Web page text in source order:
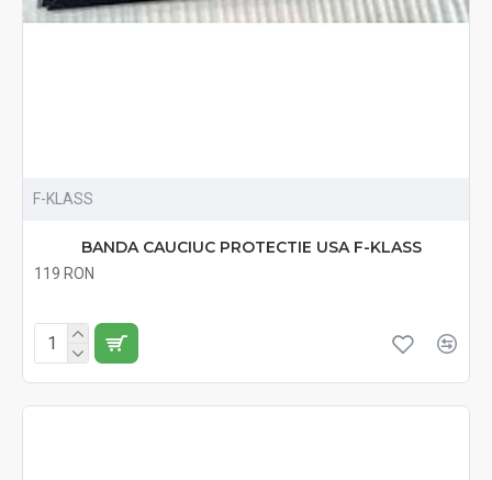
F-KLASS
BANDA CAUCIUC PROTECTIE USA F-KLASS
119 RON